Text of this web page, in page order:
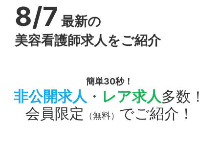
8/7 最新の
美容看護師求人をご紹介
簡単30秒！
非公開求人 ・ レア求人多数！
会員限定
（無料） でご紹介！